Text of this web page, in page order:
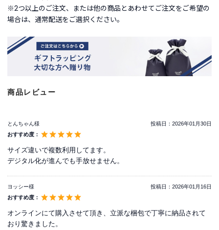
※2つ以上のご注文、または他の商品とあわせてご注文をご希望の
場合は、通常配送をご選択ください。
商品レビュー
とんちゃん様 投稿日： 2026年01月30日
おすすめ度：
サイズ違いで複数利用してます。
デジタル化が進んでも手放せません。
ヨッシー様 投稿日： 2026年01月16日
おすすめ度：
オンラインにて購入させて頂き、立派な梱包で丁寧に納品されて
おり驚きました。